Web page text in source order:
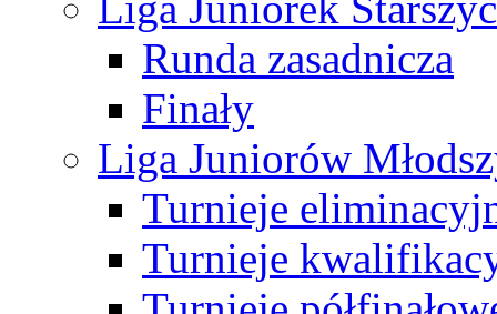
Runda zasadnicza
Finały
Liga Juniorów
Turnieje
Turnieje